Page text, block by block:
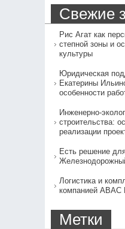
Свежие
Рис Агат как
степной зоны и
культуры
Юридическая
Екатерины
особенности
Инженерно-
строительства:
реализации
Есть решение
Логистика и
компанией АВАС
Метки